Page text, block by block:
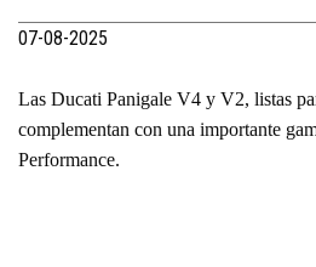
07-08-2025
Las Ducati Panigale V4 y V2, listas
complementan con una importante
Performance.